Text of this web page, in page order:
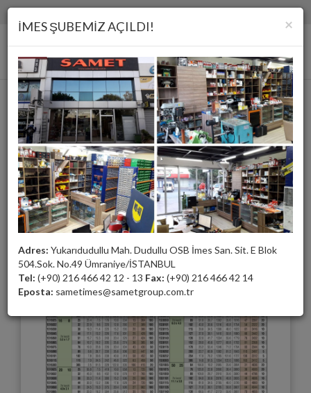
Yeşil Yay, Hafif Yük
×
İMES ŞUBEMİZ AÇILDI!
Adres: Yukarıdudullu Mah. Dudullu OSB İmes San. Sit. E Blok
504.Sok. No.49 Ümraniye/İSTANBUL
Tel: (+90) 216 466 42 12 - 13 Fax: (+90) 216 466 42 14
Eposta: sametimes@sametgroup.com.tr